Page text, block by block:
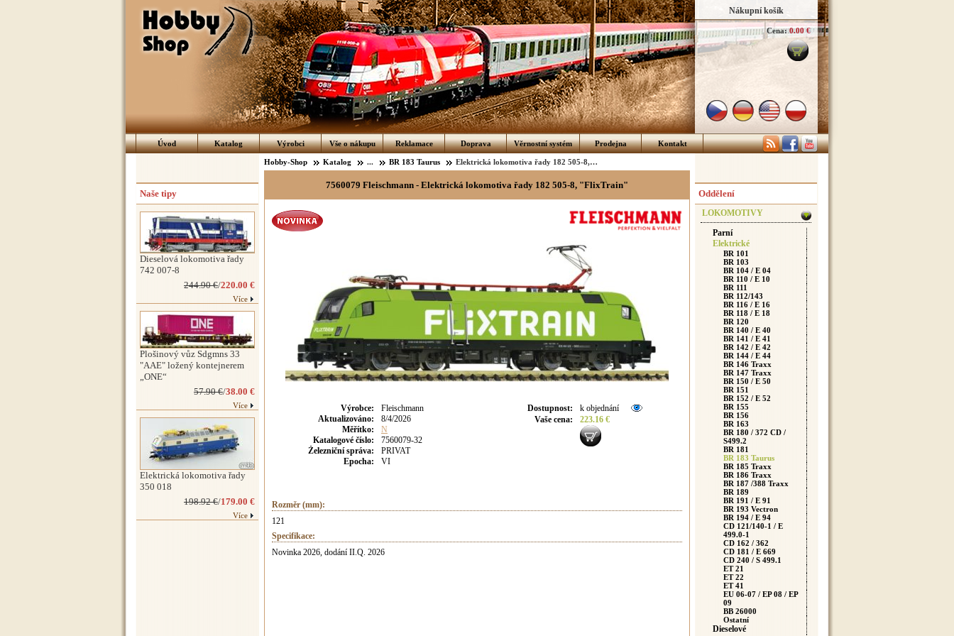
Nákupní košík
Cena: 0.00 €
Úvod Katalog Výrobci Vše o nákupu Reklamace Doprava Věrnostní systém Prodejna Kontakt
Hobby-Shop Katalog ... BR 183 Taurus Elektrická lokomotiva řady 182 505-8, "FlixTrain"
7560079 Fleischmann - Elektrická lokomotiva řady 182 505-8, "FlixTrain"
Výrobce:
Fleischmann
Aktualizováno:
8/4/2026
Měřítko:
N
Katalogové číslo:
7560079-32
Železniční správa:
PRIVAT
Epocha:
VI
Dostupnost:
k objednání
Vaše cena: 223.16 €
Rozměr (mm):
121
Specifikace:
Novinka 2026, dodání II.Q. 2026
Naše tipy
Dieselová lokomotiva řady
742 007-8
244.90 €/220.00 €
Více
Plošinový vůz Sdgmns 33
"AAE" ložený kontejnerem
„ONE“
57.90 €/38.00 €
Více
Elektrická lokomotiva řady
350 018
198.92 €/179.00 €
Více
Oddělení
LOKOMOTIVY
Parní
Elektrické
BR 101
BR 103
BR 104 / E 04
BR 110 / E 10
BR 111
BR 112/143
BR 116 / E 16
BR 118 / E 18
BR 120
BR 140 / E 40
BR 141 / E 41
BR 142 / E 42
BR 144 / E 44
BR 146 Traxx
BR 147 Traxx
BR 150 / E 50
BR 151
BR 152 / E 52
BR 155
BR 156
BR 163
BR 180 / 372 CD /
S499.2
BR 181
BR 183 Taurus
BR 185 Traxx
BR 186 Traxx
BR 187 /388 Traxx
BR 189
BR 191 / E 91
BR 193 Vectron
BR 194 / E 94
CD 121/140-1 / E
499.0-1
CD 162 / 362
CD 181 / E 669
CD 240 / S 499.1
ET 21
ET 22
ET 41
EU 06-07 / EP 08 / EP
09
BB 26000
Ostatní
Dieselové